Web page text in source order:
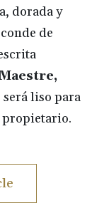
dorada y
de
liso para
propietario.